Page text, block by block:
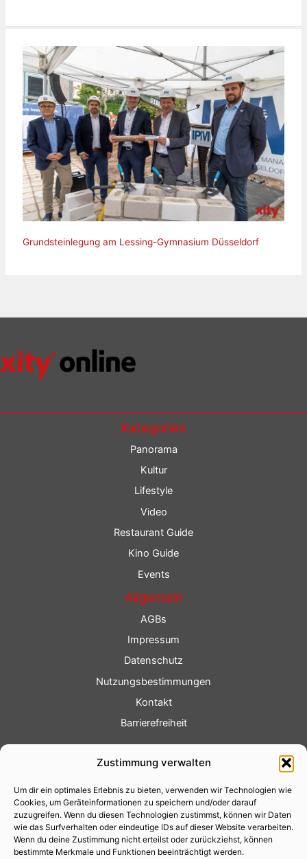
Zustimmung verwalten
Um dir ein optimales Erlebnis zu bieten, verwenden wir Technologien wie
Cookies, um Geräteinformationen zu speichern und/oder darauf
zuzugreifen. Wenn du diesen Technologien zustimmst, können wir Daten
wie das Surfverhalten oder eindeutige IDs auf dieser Website verarbeiten.
Wenn du deine Zustimmung nicht erteilst oder zurückziehst, können
bestimmte Merkmale und Funktionen beeinträchtigt werden.
Grundsteinlegung am Lessing-Gymnasium Düsseldorf
Kategorien
Panorama
Kultur
Lifestyle
Video
Restaurant Guide
Kino Guide
Events
Allgemein
AGBs
Impressum
Datenschutz
Nutzungsbestimmungen
Kontakt
Barrierefreiheit
Fotoservice
Videoservice
Werbung
Contenterstellung